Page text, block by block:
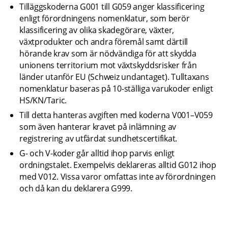
Tilläggskoderna G001 till G059 anger klassificering
enligt förordningens nomenklatur, som berör
klassificering av olika skadegörare, växter,
växtprodukter och andra föremål samt därtill
hörande krav som är nödvändiga för att skydda
unionens territorium mot växtskyddsrisker från
länder utanför EU (Schweiz undantaget). Tulltaxans
nomenklatur baseras på 10-ställiga varukoder enligt
HS/KN/Taric.
Till detta hanteras avgiften med koderna V001–V059
som även hanterar kravet på inlämning av
registrering av utfärdat sundhetscertifikat.
G- och V-koder går alltid ihop parvis enligt
ordningstalet. Exempelvis deklareras alltid G012 ihop
med V012. Vissa varor omfattas inte av förordningen
och då kan du deklarera G999.